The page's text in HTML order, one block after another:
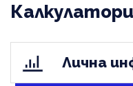
Калкулатори
Лична